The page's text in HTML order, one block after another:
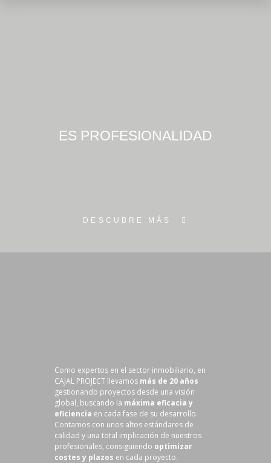
ES PROFESIONALIDAD
DESCUBRE MÁS
Como expertos en el sector inmobiliario, en
CAJAL PROJECT llevamos más de 20 años
gestionando proyectos desde una visión
global, buscando la máxima eficacia y
eficiencia en cada fase de su desarrollo.
Contamos con unos altos estándares de
calidad y una total implicación de nuestros
profesionales, consiguiendo optimizar
costes y plazos en cada proyecto.